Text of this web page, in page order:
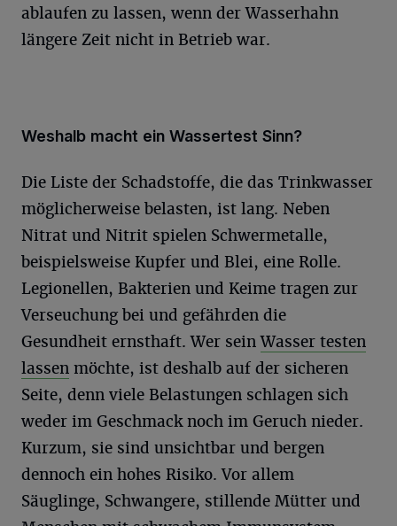
ablaufen zu lassen, wenn der Wasserhahn
längere Zeit nicht in Betrieb war.
Weshalb macht ein Wassertest Sinn?
Die Liste der Schadstoffe, die das Trinkwasser
möglicherweise belasten, ist lang. Neben
Nitrat und Nitrit spielen Schwermetalle,
beispielsweise Kupfer und Blei, eine Rolle.
Legionellen, Bakterien und Keime tragen zur
Verseuchung bei und gefährden die
Gesundheit ernsthaft. Wer seinWasser testen
lassen möchte, ist deshalb auf der sicheren
Seite, denn viele Belastungen schlagen sich
weder im Geschmack noch im Geruch nieder.
Kurzum, sie sind unsichtbar und bergen
dennoch ein hohes Risiko. Vor allem
Säuglinge, Schwangere, stillende Mütter und